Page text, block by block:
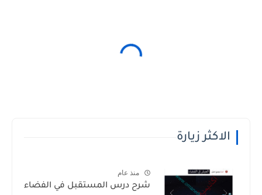
الاكثر زيارة
منذ عام
شرح درس المستقبل في الفضاء